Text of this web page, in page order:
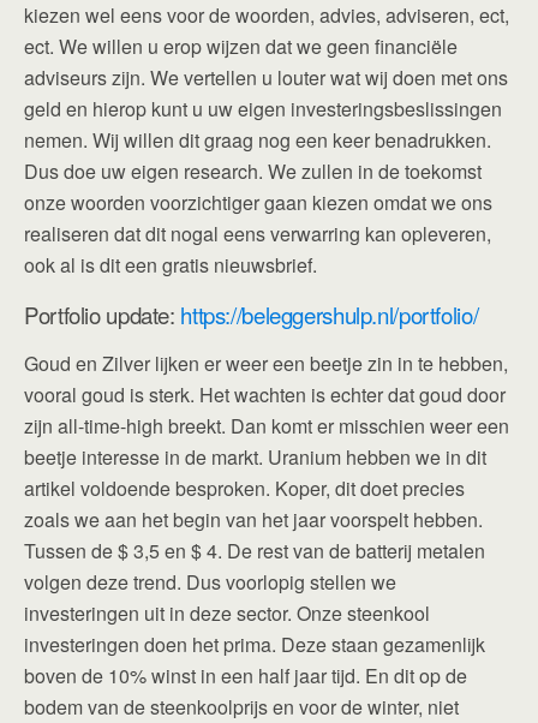
kiezen wel eens voor de woorden, advies, adviseren, ect,
ect. We willen u erop wijzen dat we geen financiële
adviseurs zijn. We vertellen u louter wat wij doen met ons
geld en hierop kunt u uw eigen investeringsbeslissingen
nemen. Wij willen dit graag nog een keer benadrukken.
Dus doe uw eigen research. We zullen in de toekomst
onze woorden voorzichtiger gaan kiezen omdat we ons
realiseren dat dit nogal eens verwarring kan opleveren,
ook al is dit een gratis nieuwsbrief.
Portfolio update: https://beleggershulp.nl/portfolio/
Goud en Zilver lijken er weer een beetje zin in te hebben,
vooral goud is sterk. Het wachten is echter dat goud door
zijn all-time-high breekt. Dan komt er misschien weer een
beetje interesse in de markt. Uranium hebben we in dit
artikel voldoende besproken. Koper, dit doet precies
zoals we aan het begin van het jaar voorspelt hebben.
Tussen de $ 3,5 en $ 4. De rest van de batterij metalen
volgen deze trend. Dus voorlopig stellen we
investeringen uit in deze sector. Onze steenkool
investeringen doen het prima. Deze staan gezamenlijk
boven de 10% winst in een half jaar tijd. En dit op de
bodem van de steenkoolprijs en voor de winter, niet